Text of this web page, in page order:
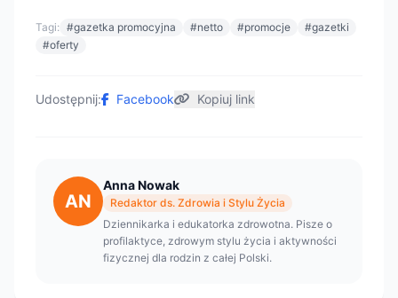
Tagi: #gazetka promocyjna #netto #promocje
#gazetki
#oferty
Udostępnij: Facebook Kopiuj link
AN
Anna Nowak
Redaktor ds. Zdrowia i Stylu Życia
Dziennikarka i edukatorka zdrowotna. Pisze o
profilaktyce, zdrowym stylu życia i aktywności
fizycznej dla rodzin z całej Polski.